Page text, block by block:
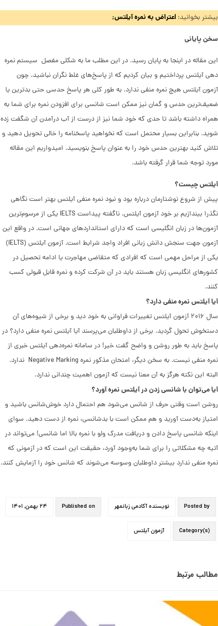
بیشتر بخوانید:اعتراض به نمره آیلتس;
سخن پایانی
این مقاله در اینجا به پایان رسید. در این مطلب ما به شکلی مفصل سیستم نمره
دهی آیلتس پرداختیم و بیان کردیم که از پاسخ‌های غلط نگران نباشید. چون
آزمون آیلتس هیچ نمره منفی ندارد. به ‌طور کلی هر پاسخ حدسی حتی بدترین یا
ضعیف‌ترین حدس و گمان نیز ممکن است شانسی برای افزودن نمره برای شما به
همراه داشته باشد تا حدی که خود شما نیز از درست از آب درآمدن آن شگفت زده
شوید. بنابراین بسیار محتمل است که نخواهید پاسخنامه را خالی تحویل دهید و
تلاش کنید بهترین حدس خود را به عنوان پاسخ بنویسید. امیدواریم این مقاله
مورد توجه شما قرار گرفته باشد.
آیلتس چیست؟
پیش از شروع نوشتارمان درباره بود و نبود نمره منفی آیلتس بهتر است نگاهی
نگذرا بیندازیم بر خود آزمون آیلتس. ناگفته پیداست IELTS یکی از مرسوم‌‌تر‌ین
آزمون‌ها‌ در زبان انگلیسی است که دارای استانداردهای جهانی است. در واقع این
آزمون جهت سنجش دانش زبانی افراد واجد شرایط است. آزمون آیلتس (IELTS)
یکی از مراحل مهمی است که افرادی که متقاضی مهاجرت یا ادامه تحصیل در
کشورهای انگلیسی زبان هستند باید در آن شرکت کرده و نمره قابل قبولی کسب
کنند.
آیا آیلتس نمره منفی دارد؟
سال ۲۰۱۶ آزمون آیلتس تغییرات فراوانی به خود دید و برخی از شیوه‌های آن
دستخوش تحول گردید. برخی از داوطلبان ‌می‌پرسند آیا آیلتس نمره منفی دارد؟ در
پاسخ باید به طور روشن و واضح گفت خیر! در سامانه نمره‌دهی آیلتس خبری از
نمره منفی نیست. به سخن دیگر، امتحان مذکور نمره Negative Marking ندارد.
البته این نکته هرگز به آن معنا نیست که آزمون اهمیت چندانی ندارد.
آیا می‌توان با شانسی زدن در آیلتس نمره آورد؟
روشن است وقتی حرف از شانس می‌شود هم احتمال دارد خوش‌شانس باشید و
امتیاز به‌دست آورید و هم ممکن است با بدشانسی، نمره از دست دهید. سوای
اینکه شانسی پاسخ دادن و دریافت مدرک ولو با نمره بالا اما شانسی! می‌تواند در
آتیه چه مشکلاتی را برای شما به‌وجود آورد، حقیقت این است که در آزمونی که
نمره منفی ندارد بیشتر داوطلبان وسوسه می‌شوند که شانس خود را آزمایش کنند.
Posted by نویسنده آکادمی زبانمهر Published on ۲۴ بهمن, ۱۴۰۱
Category(s) آزمون آیلتس
مطالب مرتبط